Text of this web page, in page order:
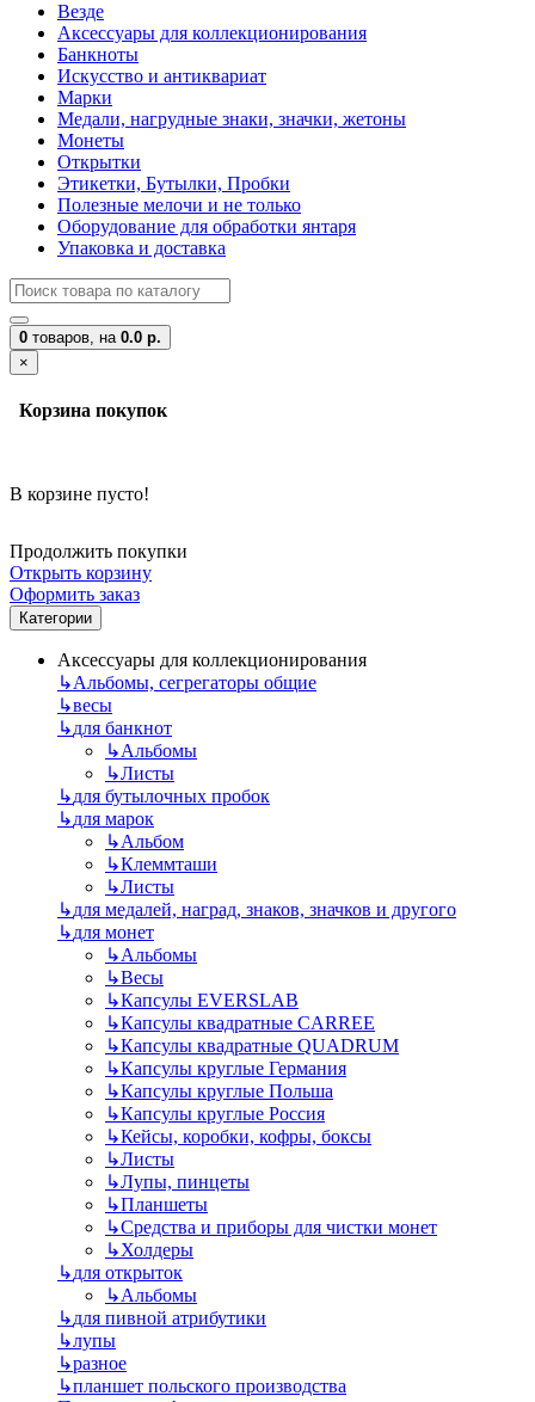
Везде
Аксессуары для коллекционирования
Банкноты
Искусство и антиквариат
Марки
Медали, нагрудные знаки, значки, жетоны
Монеты
Открытки
Этикетки, Бутылки, Пробки
Полезные мелочи и не только
Оборудование для обработки янтаря
Упаковка и доставка
0 товаров, на 0.0 р.
×
Корзина покупок
В корзине пусто!
Продолжить покупки
Открыть корзину
Оформить заказ
Категории
Аксессуары для коллекционирования
↳Альбомы, сегрегаторы общие
↳весы
↳для банкнот
↳Альбомы
↳Листы
↳для бутылочных пробок
↳для марок
↳Альбом
↳Клеммташи
↳Листы
↳для медалей, наград, знаков, значков и другого
↳для монет
↳Альбомы
↳Весы
↳Капсулы EVERSLAB
↳Капсулы квадратные CARREE
↳Капсулы квадратные QUADRUM
↳Капсулы круглые Германия
↳Капсулы круглые Польша
↳Капсулы круглые Россия
↳Кейсы, коробки, кофры, боксы
↳Листы
↳Лупы, пинцеты
↳Планшеты
↳Средства и приборы для чистки монет
↳Холдеры
↳для открыток
↳Альбомы
↳для пивной атрибутики
↳лупы
↳разное
↳планшет польского производства